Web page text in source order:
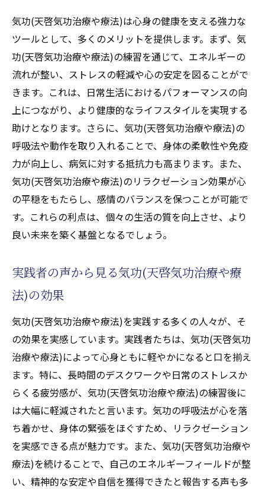
気功(天啓気功治療や療法)は心身の健康を支える強力な
ツールとして、多くのメリットを提供します。まず、気
功(天啓気功治療や療法)の練習を通じて、エネルギーの
流れが整い、ストレスの軽減や心の安定を図ることがで
きます。これは、日常生活におけるパフォーマンスの向
上につながり、より健康的なライフスタイルを実現する
助けとなります。さらに、気功(天啓気功治療や療法)の
呼吸法や動作を取り入れることで、身体の柔軟性や免疫
力が向上し、病気に対する抵抗力も高まります。また、
気功(天啓気功治療や療法)のリラクゼーション効果が心
の平穏をもたらし、感情のバランスを保つことが可能で
す。これらの利点は、個々の生活の質を向上させ、より
良い未来を築く基盤となるでしょう。
実践者の声から見る気功(天啓気功治療や療
法)の効果
気功(天啓気功治療や療法)を実践する多くの人々が、そ
の効果を実感しています。実践者たちは、気功(天啓気功
治療や療法)によって心身ともに軽やかになると口を揃え
ます。特に、長時間のデスクワークや日常のストレスか
らくる疲労感が、気功(天啓気功治療や療法)の練習後に
は大幅に軽減されたと言います。気功の呼吸法が心を落
ち着かせ、身体の緊張をほぐすため、リラクゼーション
を実感できる点が魅力です。また、気功(天啓気功治療や
療法)を続けることで、自己のエネルギーフィールドが整
い、精神的な安定や自信を獲得できたと報告する声も多